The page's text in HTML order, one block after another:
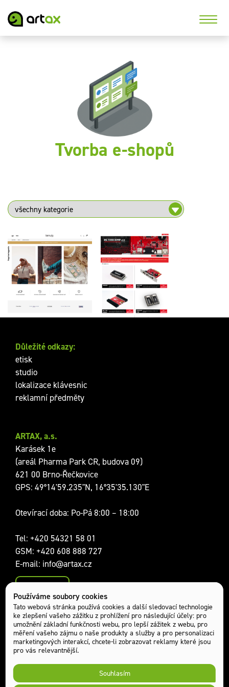
Používáme soubory cookies
Tato webová stránka používá cookies a další sledovací technologie
ke zlepšení vašeho zážitku z prohlížení pro následující účely: pro
umožnění základní funkčnosti webu, pro lepší zážitek z webu, pro
měření vašeho zájmu o naše produkty a služby a pro personalizaci
marketingových interakcí,chcete-li zobrazovat reklamy které jsou
pro vás relevantnější.
Souhlasím
Tvorba e-shopů
www.benuto.cz www.retrocomp.cz
Sociální sítě:
ARTAX, a.s.
Karásek 1e
(areál Pharma Park CR, budova 09)
621 00 Brno-Řečkovice
GPS: 49°14'59.235"N, 16°35'35.130"E
Otevírací doba: Po-Pá 8:00 – 18:00
Tel: +420 54321 58 01
GSM: +420 608 888 727
E-mail: info@artax.cz
Kontakty
Důležité odkazy:
etisk
studio
lokalizace klávesnic
reklamní předměty